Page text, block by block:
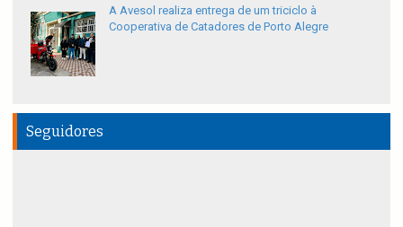
A Avesol realiza entrega de um triciclo à
Cooperativa de Catadores de Porto Alegre
Seguidores